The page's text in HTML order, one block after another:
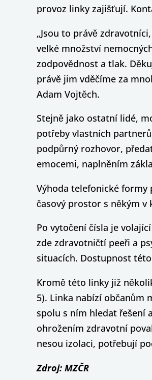
provoz linky zajišťují.
„Jsou to právě
velké množství
zodpovědnost a tlak.
právě jim vděčíme za
Adam Vojtěch.
Stejně jako ostatní lidé,
potřeby vlastních
podpůrný rozhovor,
emocemi, naplněním
Výhoda telefonické formy
časový prostor s někým
Po vytočení čísla je
zde zdravotničtí peeři a
situacích. Dostupnost
Kromě této linky již
5). Linka nabízí
spolu s ním hledat řešení
ohrožením zdravotní
nesou izolaci, potřebují
Zdroj: MZČR